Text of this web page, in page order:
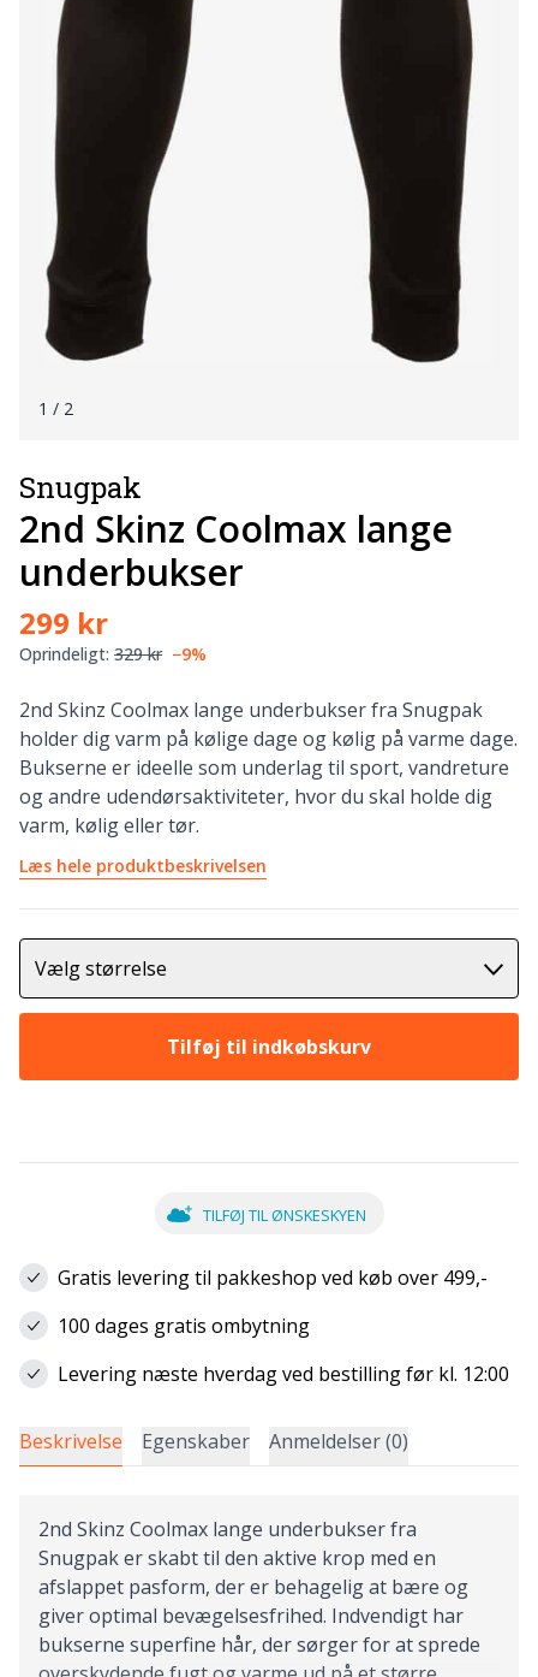
1 / 2
Snugpak
2nd Skinz Coolmax lange
underbukser
299 kr
Oprindeligt: 329 kr −9%
2nd Skinz Coolmax lange underbukser fra Snugpak
holder dig varm på kølige dage og kølig på varme dage.
Bukserne er ideelle som underlag til sport, vandreture
og andre udendørsaktiviteter, hvor du skal holde dig
varm, kølig eller tør.
Læs hele produktbeskrivelsen
Vælg størrelse
Tilføj til indkøbskurv
TILFØJ TIL ØNSKESKYEN
Gratis levering til pakkeshop ved køb over 499,-
100 dages gratis ombytning
Levering næste hverdag ved bestilling før kl. 12:00
Beskrivelse Egenskaber Anmeldelser (0)
2nd Skinz Coolmax lange underbukser fra
Snugpak er skabt til den aktive krop med en
afslappet pasform, der er behagelig at bære og
giver optimal bevægelsesfrihed. Indvendigt har
bukserne superfine hår, der sørger for at sprede